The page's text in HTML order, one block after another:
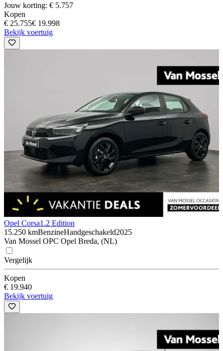
Jouw korting: € 5.757
Kopen
€ 25.755€ 19.998
Bekijk voertuig
Opel Corsa1.2 Edition
15.250 kmBenzineHandgeschakeld2025
Van Mossel OPC Opel Breda, (NL)
Vergelijk
Kopen
€ 19.940
Bekijk voertuig